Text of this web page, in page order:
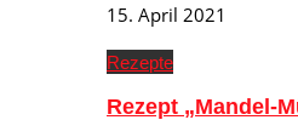
15. April 2021
Rezepte
Rezept „Mandel-